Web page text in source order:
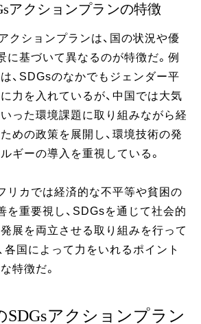
アクションプランの特徴
クションプランは、国の状況や優
に基づいて異なるのが特徴だ。例
、SDGsのなかでもジェンダー平
力を入れているが、中国では大気
った環境課題に取り組みながら経
めの政策を展開し、環境技術の発
ギーの導入を重視している。
リカでは経済的な不平等や貧困の
を重要視し、SDGsを通じて社会的
展を両立させる取り組みを行って
各国によって力をいれるポイント
特徴だ。
SDGsアクションプラン